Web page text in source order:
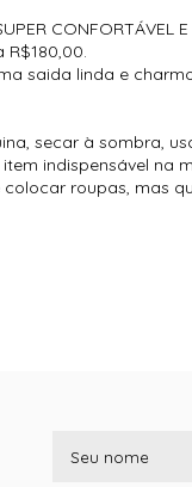
R$180,00.
saida linda e
secar à sombra,
indispensável na
roupas, mas